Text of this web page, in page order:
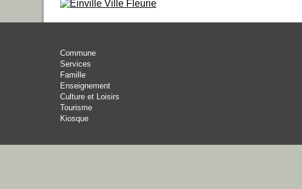
Commune
Services
Famille
Enseignement
Culture et Loisirs
Tourisme
Kiosque